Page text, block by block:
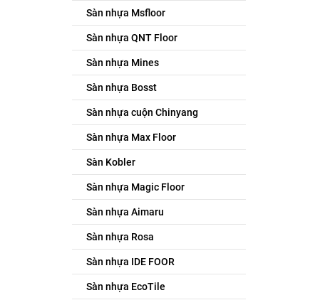
Sàn nhựa Msfloor
Sàn nhựa QNT Floor
Sàn nhựa Mines
Sàn nhựa Bosst
Sàn nhựa cuộn Chinyang
Sàn nhựa Max Floor
Sàn Kobler
Sàn nhựa Magic Floor
Sàn nhựa Aimaru
Sàn nhựa Rosa
Sàn nhựa IDE FOOR
Sàn nhựa EcoTile